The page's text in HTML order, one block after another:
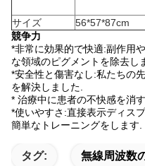
サイズ
56*57*87cm
競争力
*非常に効果的で快適:副作用
な領域のピグメントを除去し
*安全性と傷害なし:私たちの
を解決しました.
* 治療中に患者の不快感を消す.
*使いやすさ:直接表示ディス
簡単なトレーニングをします.
タグ: 無線周波数